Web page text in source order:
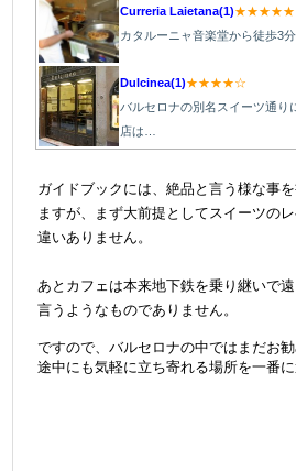
Curreria Laietana(1)★★★★★
カタルーニャ音楽堂から徒歩3
Dulcinea(1)★★★★☆
バルセロナの別名スイーツ通り
店は…
ガイドブックには、絶品と言う様な事
ますが、まず大前提としてスイーツの
違いありません。
あとカフェは本来地下鉄を乗り継いで
言うようなものでありません。
ですので、バルセロナの中ではまだお
途中にも気軽に立ち寄れる場所を一番に